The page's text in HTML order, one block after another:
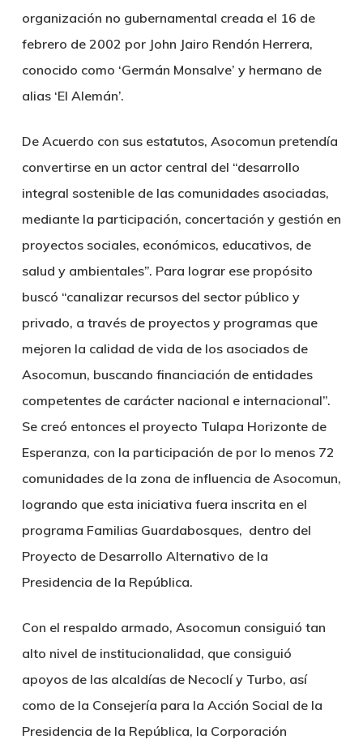
organización no gubernamental creada el 16 de
febrero de 2002 por John Jairo Rendón Herrera,
conocido como ‘Germán Monsalve’ y hermano de
alias ‘El Alemán’.
De Acuerdo con sus estatutos, Asocomun pretendía
convertirse en un actor central del “desarrollo
integral sostenible de las comunidades asociadas,
mediante la participación, concertación y gestión en
proyectos sociales, económicos, educativos, de
salud y ambientales”. Para lograr ese propósito
buscó “canalizar recursos del sector público y
privado, a través de proyectos y programas que
mejoren la calidad de vida de los asociados de
Asocomun, buscando financiación de entidades
competentes de carácter nacional e internacional”.
Se creó entonces el proyecto Tulapa Horizonte de
Esperanza, con la participación de por lo menos 72
comunidades de la zona de influencia de Asocomun,
logrando que esta iniciativa fuera inscrita en el
programa Familias Guardabosques, dentro del
Proyecto de Desarrollo Alternativo de la
Presidencia de la República.
Con el respaldo armado, Asocomun consiguió tan
alto nivel de institucionalidad, que consiguió
apoyos de las alcaldías de Necoclí y Turbo, así
como de la Consejería para la Acción Social de la
Presidencia de la República, la Corporación